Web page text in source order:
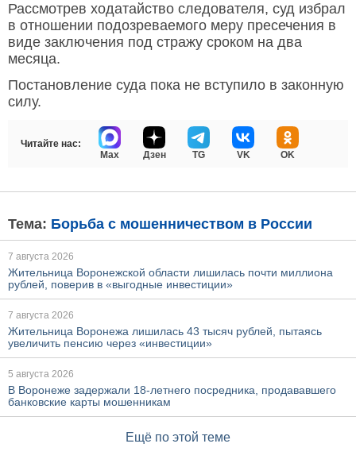
Рассмотрев ходатайство следователя, суд избрал
в отношении подозреваемого меру пресечения в
виде заключения под стражу сроком на два
месяца.
Постановление суда пока не вступило в законную
силу.
Читайте нас:
Max
Дзен TG VK OK
Тема: Борьба с мошенничеством в России
7 августа 2026
Жительница Воронежской области лишилась почти миллиона
рублей, поверив в «выгодные инвестиции»
7 августа 2026
Жительница Воронежа лишилась 43 тысяч рублей, пытаясь
увеличить пенсию через «инвестиции»
5 августа 2026
В Воронеже задержали 18-летнего посредника, продававшего
банковские карты мошенникам
Ещё по этой теме